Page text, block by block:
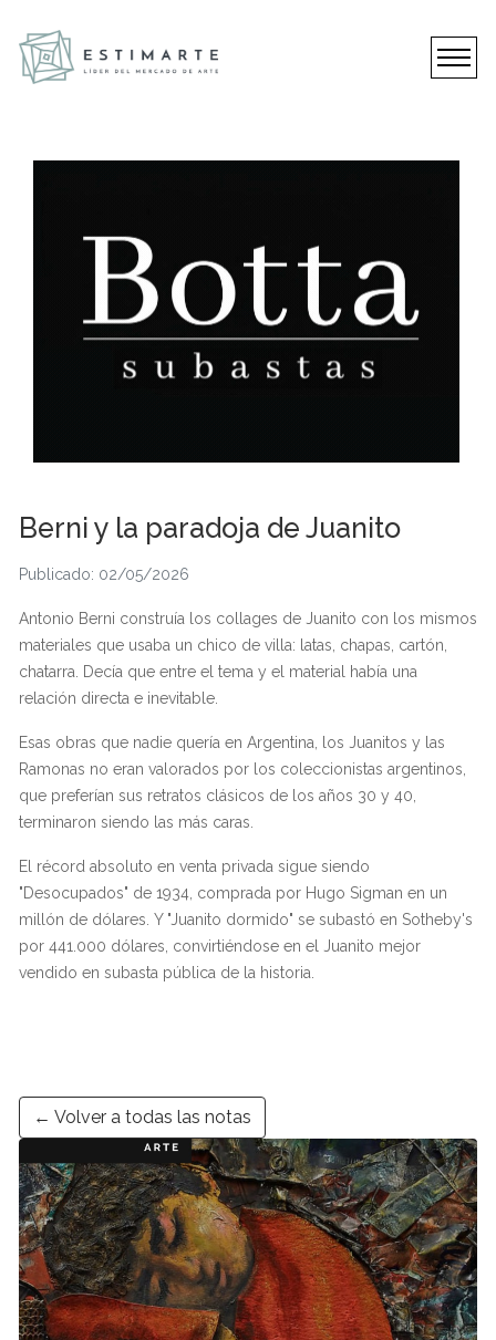
Berni y la paradoja de Juanito
Publicado: 02/05/2026
Antonio Berni construía los collages de Juanito con los mismos
materiales que usaba un chico de villa: latas, chapas, cartón,
chatarra. Decía que entre el tema y el material había una
relación directa e inevitable.
Esas obras que nadie quería en Argentina, los Juanitos y las
Ramonas no eran valorados por los coleccionistas argentinos,
que preferían sus retratos clásicos de los años 30 y 40,
terminaron siendo las más caras.
El récord absoluto en venta privada sigue siendo
"Desocupados" de 1934, comprada por Hugo Sigman en un
millón de dólares. Y "Juanito dormido" se subastó en Sotheby's
por 441.000 dólares, convirtiéndose en el Juanito mejor
vendido en subasta pública de la historia.
← Volver a todas las notas